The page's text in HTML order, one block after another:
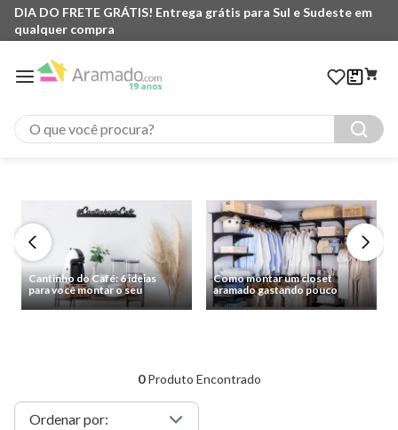
DIA DO FRETE GRÁTIS! Entrega grátis para Sul e Sudeste em
qualquer compra
O que você procura?
Cantinho do Café: 6 ideias
para você montar o seu
Como montar um closet
aramado gastando pouco
0Produto Encontrado